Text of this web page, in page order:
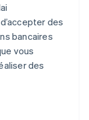
des
bancaires
vous
des